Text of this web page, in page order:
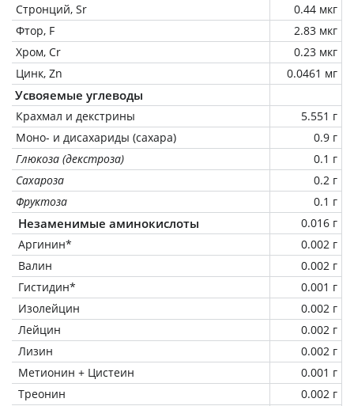
Стронций, Sr
0.44 мкг
Фтор, F
2.83 мкг
Хром, Cr
0.23 мкг
Цинк, Zn
0.0461 мг
Усвояемые углеводы
Крахмал и декстрины
5.551 г
Моно- и дисахариды (сахара)
0.9 г
Глюкоза (декстроза)
0.1 г
Сахароза
0.2 г
Фруктоза
0.1 г
Незаменимые аминокислоты
0.016 г
Аргинин*
0.002 г
Валин
0.002 г
Гистидин*
0.001 г
Изолейцин
0.002 г
Лейцин
0.002 г
Лизин
0.002 г
Метионин + Цистеин
0.001 г
Треонин
0.002 г